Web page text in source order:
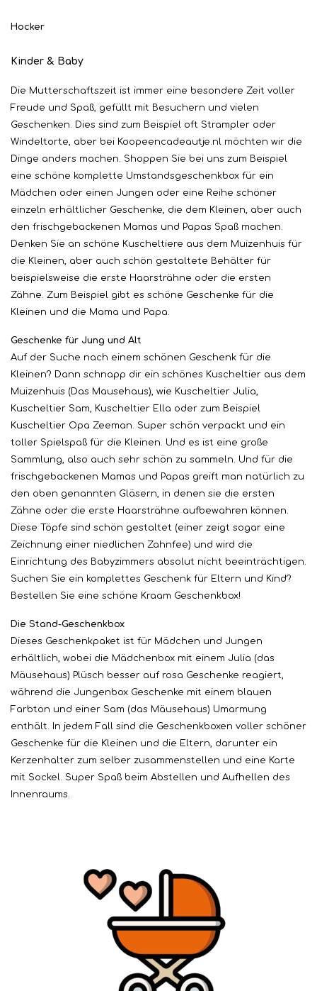
Hocker
Kinder & Baby
Die Mutterschaftszeit ist immer eine besondere Zeit voller
Freude und Spaß, gefüllt mit Besuchern und vielen
Geschenken. Dies sind zum Beispiel oft Strampler oder
Windeltorte, aber bei Koopeencadeautje.nl möchten wir die
Dinge anders machen. Shoppen Sie bei uns zum Beispiel
eine schöne komplette Umstandsgeschenkbox für ein
Mädchen oder einen Jungen oder eine Reihe schöner
einzeln erhältlicher Geschenke, die dem Kleinen, aber auch
den frischgebackenen Mamas und Papas Spaß machen.
Denken Sie an schöne Kuscheltiere aus dem Muizenhuis für
die Kleinen, aber auch schön gestaltete Behälter für
beispielsweise die erste Haarsträhne oder die ersten
Zähne. Zum Beispiel gibt es schöne Geschenke für die
Kleinen und die Mama und Papa.
Geschenke für Jung und Alt
Auf der Suche nach einem schönen Geschenk für die
Kleinen? Dann schnapp dir ein schönes Kuscheltier aus dem
Muizenhuis (Das Mausehaus), wie Kuscheltier Julia,
Kuscheltier Sam, Kuscheltier Ella oder zum Beispiel
Kuscheltier Opa Zeeman. Super schön verpackt und ein
toller Spielspaß für die Kleinen. Und es ist eine große
Sammlung, also auch sehr schön zu sammeln. Und für die
frischgebackenen Mamas und Papas greift man natürlich zu
den oben genannten Gläsern, in denen sie die ersten
Zähne oder die erste Haarsträhne aufbewahren können.
Diese Töpfe sind schön gestaltet (einer zeigt sogar eine
Zeichnung einer niedlichen Zahnfee) und wird die
Einrichtung des Babyzimmers absolut nicht beeinträchtigen.
Suchen Sie ein komplettes Geschenk für Eltern und Kind?
Bestellen Sie eine schöne Kraam Geschenkbox!
Die Stand-Geschenkbox
Dieses Geschenkpaket ist für Mädchen und Jungen
erhältlich, wobei die Mädchenbox mit einem Julia (das
Mäusehaus) Plüsch besser auf rosa Geschenke reagiert,
während die Jungenbox Geschenke mit einem blauen
Farbton und einer Sam (das Mäusehaus) Umarmung
enthält. In jedem Fall sind die Geschenkboxen voller schöner
Geschenke für die Kleinen und die Eltern, darunter ein
Kerzenhalter zum selber zusammenstellen und eine Karte
mit Sockel. Super Spaß beim Abstellen und Aufhellen des
Innenraums.